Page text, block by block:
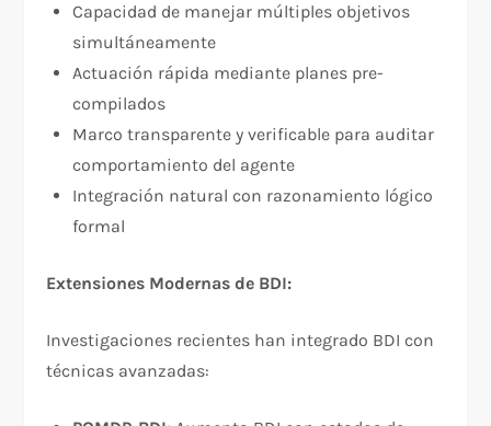
Capacidad de manejar múltiples objetivos
simultáneamente
Actuación rápida mediante planes pre-
compilados
Marco transparente y verificable para auditar
comportamiento del agente
Integración natural con razonamiento lógico
formal
Extensiones Modernas de BDI:
Investigaciones recientes han integrado BDI con
técnicas avanzadas:​